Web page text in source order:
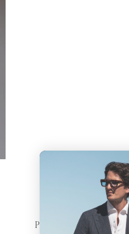
Precio Sin Sorpresas